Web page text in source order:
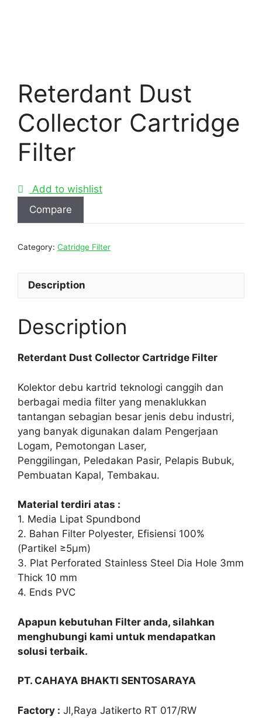
Reterdant Dust
Collector Cartridge
Filter
Add to wishlist
Compare
Category: Catridge Filter
Description
Description
Reterdant Dust Collector Cartridge Filter
Kolektor debu kartrid teknologi canggih dan
berbagai media filter yang menaklukkan
tantangan sebagian besar jenis debu industri,
yang banyak digunakan dalam Pengerjaan
Logam, Pemotongan Laser,
Penggilingan, Peledakan Pasir, Pelapis Bubuk,
Pembuatan Kapal, Tembakau.
Material terdiri atas :
1. Media Lipat Spundbond
2. Bahan Filter Polyester, Efisiensi 100%
(Partikel ≥5μm)
3. Plat Perforated Stainless Steel Dia Hole 3mm
Thick 10 mm
4. Ends PVC
Apapun kebutuhan Filter anda, silahkan
menghubungi kami untuk mendapatkan
solusi terbaik.
PT. CAHAYA BHAKTI SENTOSARAYA
Factory : Jl,Raya Jatikerto RT 017/RW